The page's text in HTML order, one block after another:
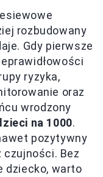
rozbudowany
Gdy pierwsze
ryzyka,
oraz
wrodzony
na 1000.
pozytywny
czujności. Bez
dziecko, warto